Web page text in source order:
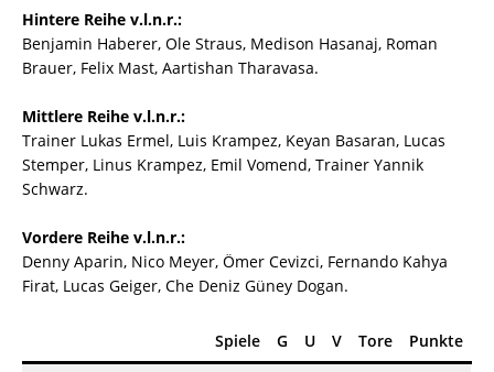
Hintere Reihe v.l.n.r.:
Benjamin Haberer, Ole Straus, Medison Hasanaj, Roman
Brauer, Felix Mast, Aartishan Tharavasa.
Mittlere Reihe v.l.n.r.:
Trainer Lukas Ermel, Luis Krampez, Keyan Basaran, Lucas
Stemper, Linus Krampez, Emil Vomend, Trainer Yannik
Schwarz.
Vordere Reihe v.l.n.r.:
Denny Aparin, Nico Meyer, Ömer Cevizci, Fernando Kahya
Firat, Lucas Geiger, Che Deniz Güney Dogan.
Spiele G U V Tore Punkte